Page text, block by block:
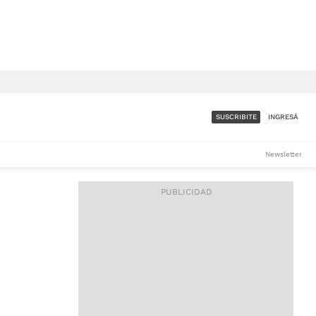
ACCESO FULL - $1.800/MES
SUSCRIBITE INGRESÁ
Newsletter